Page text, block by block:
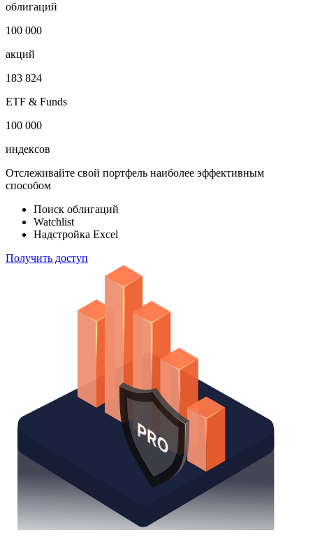
Откройте глобальную базу данных
1 000 000
облигаций
100 000
акций
183 824
ETF & Funds
100 000
Отслеживайте свой портфель наиболее эффективным
способом
Поиск облигаций
Надстройка Excel
Получить доступ